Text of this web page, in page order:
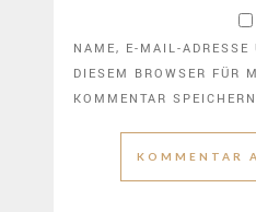
NAME, E-MAIL-ADRESSE
DIESEM BROWSER FÜR
KOMMENTAR SPEICHERN.